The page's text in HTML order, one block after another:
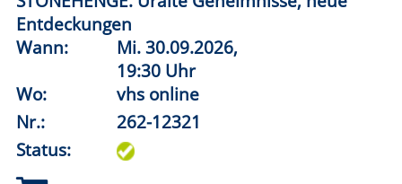
Gemeinsames und Kurioses unter den
Sprachen Europas
Wann:
Mi.04.11.2026,
19:30 Uhr
Wo:
vhs online
Nr.:
262-12701
Status: